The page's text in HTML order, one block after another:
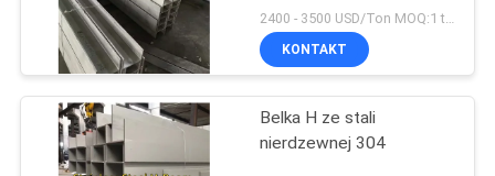
316L
2400 - 3500 USD/Ton MOQ:1 tona
KONTAKT
Belka H ze stali
nierdzewnej 304